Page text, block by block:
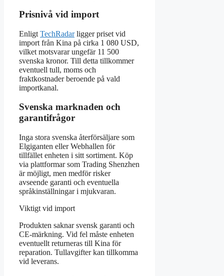
Prisnivå vid import
Enligt TechRadarligger priset vid
import från Kina på cirka 1 080 USD,
vilket motsvarar ungefär 11 500
svenska kronor. Till detta tillkommer
eventuell tull, moms och
fraktkostnader beroende på vald
importkanal.
Svenska marknaden och
garantifrågor
Inga stora svenska återförsäljare som
Elgiganten eller Webhallen för
tillfället enheten i sitt sortiment. Köp
via plattformar som Trading Shenzhen
är möjligt, men medför risker
avseende garanti och eventuella
språkinställningar i mjukvaran.
Viktigt vid import
Produkten saknar svensk garanti och
CE-märkning. Vid fel måste enheten
eventuellt returneras till Kina för
reparation. Tullavgifter kan tillkomma
vid leverans.